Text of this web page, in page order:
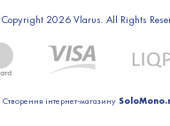
Copyright 2026 Vlarus. All Rights
Створення інтернет-магазину